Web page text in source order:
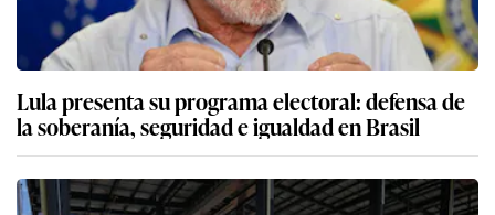
Lula presenta su programa electoral: defensa de
la soberanía, seguridad e igualdad en Brasil